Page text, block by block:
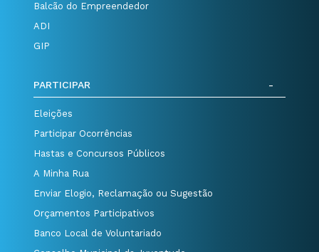
Balcão do Empreendedor
ADI
GIP
PARTICIPAR
Eleições
Participar Ocorrências
Hastas e Concursos Públicos
A Minha Rua
Enviar Elogio, Reclamação ou Sugestão
Orçamentos Participativos
Banco Local de Voluntariado